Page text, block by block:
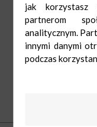
jak korzystasz
partnerom
analitycznym.
innymi danymi
podczas